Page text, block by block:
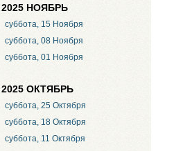
2025 НОЯБРЬ
суббота, 15 Ноября
суббота, 08 Ноября
суббота, 01 Ноября
2025 ОКТЯБРЬ
суббота, 25 Октября
суббота, 18 Октября
суббота, 11 Октября